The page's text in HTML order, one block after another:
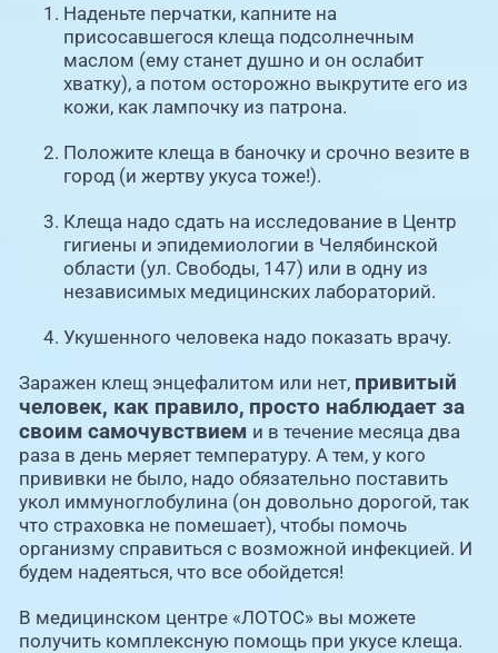
Наденьте перчатки, капните на
присосавшегося клеща подсолнечным
маслом (ему станет душно и он ослабит
хватку), а потом осторожно выкрутите его из
кожи, как лампочку из патрона.
Положите клеща в баночку и срочно везите в
город (и жертву укуса тоже!).
Клеща надо сдать на исследование в Центр
гигиены и эпидемиологии в Челябинской
области (ул. Свободы, 147) или в одну из
независимых медицинских лабораторий.
Укушенного человека надо показать врачу.
Заражен клещ энцефалитом или нет, привитый
человек, как правило, просто наблюдает за
своим самочувствием и в течение месяца два
раза в день меряет температуру. А тем, у кого
прививки не было, надо обязательно поставить
укол иммуноглобулина (он довольно дорогой, так
что страховка не помешает), чтобы помочь
организму справиться с возможной инфекцией. И
будем надеяться, что все обойдется!
В медицинском центре «ЛОТОС» вы можете
получить комплексную помощь при укусе клеща.